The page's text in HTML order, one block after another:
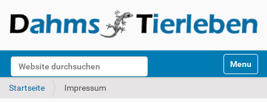
Website durchsuchen
k
Toggle
Startseite Impressum